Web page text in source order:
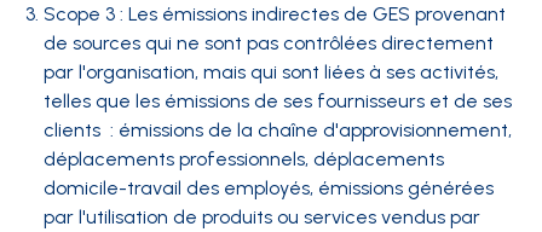
Scope 3 : Les émissions indirectes de GES provenant
de sources qui ne sont pas contrôlées directement
par l'organisation, mais qui sont liées à ses activités,
telles que les émissions de ses fournisseurs et de ses
clients : émissions de la chaîne d'approvisionnement,
déplacements professionnels, déplacements
domicile-travail des employés, émissions générées
par l'utilisation de produits ou services vendus par